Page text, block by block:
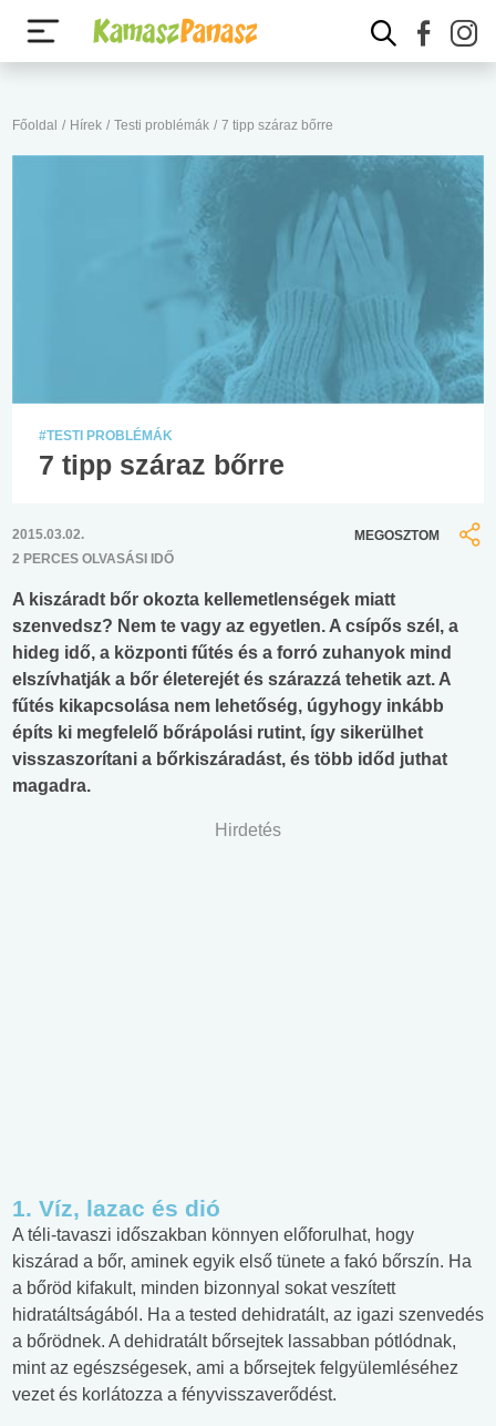
Főoldal / Hírek / Testi problémák / 7 tipp száraz bőrre
#TESTI PROBLÉMÁK
7 tipp száraz bőrre
2015.03.02.
2 PERCES OLVASÁSI IDŐ
MEGOSZTOM
A kiszáradt bőr okozta kellemetlenségek miatt
szenvedsz? Nem te vagy az egyetlen. A csípős szél, a
hideg idő, a központi fűtés és a forró zuhanyok mind
elszívhatják a bőr életerejét és szárazzá tehetik azt. A
fűtés kikapcsolása nem lehetőség, úgyhogy inkább
építs ki megfelelő bőrápolási rutint, így sikerülhet
visszaszorítani a bőrkiszáradást, és több időd juthat
magadra.
Hirdetés
1. Víz, lazac és dió
A téli-tavaszi időszakban könnyen előforulhat, hogy
kiszárad a bőr, aminek egyik első tünete a fakó bőrszín. Ha
a bőröd kifakult, minden bizonnyal sokat veszített
hidratáltságából. Ha a tested dehidratált, az igazi szenvedés
a bőrödnek. A dehidratált bőrsejtek lassabban pótlódnak,
mint az egészségesek, ami a bőrsejtek felgyülemléséhez
vezet és korlátozza a fényvisszaverődést.